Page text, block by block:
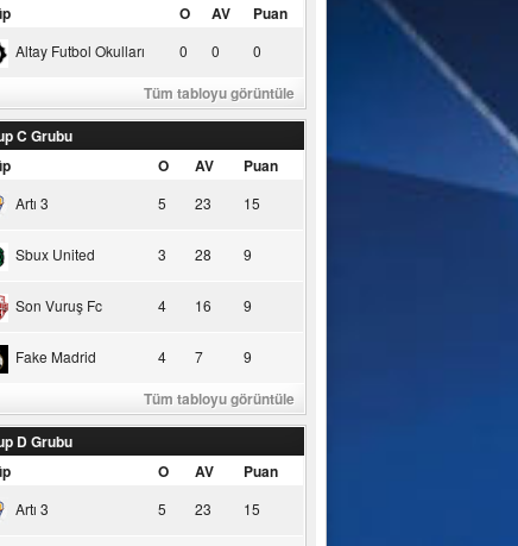
O AV Puan
Altay Futbol Okulları 0 0 0
Tüm tabloyu görüntüle
C Grubu
O AV Puan
Artı 3 5 23 15
Sbux United 3 28 9
Son Vuruş Fc 4 16 9
Fake Madrid 4 7 9
Tüm tabloyu görüntüle
D Grubu
O AV Puan
Artı 3 5 23 15